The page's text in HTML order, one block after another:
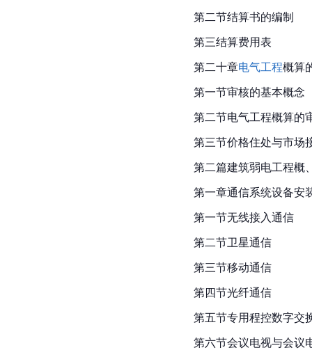
第二节结算书的编制
第三结算费用表
第二十章电气工程概算
第一节审核的基本概念
第二节电气工程概算的
第三节价格住处与市场
第二篇建筑弱电工程概
第一章通信系统设备安
第一节无线接入通信
第二节卫星通信
第三节移动通信
第四节光纤通信
第五节专用程控数字交
第六节会议电视与会议